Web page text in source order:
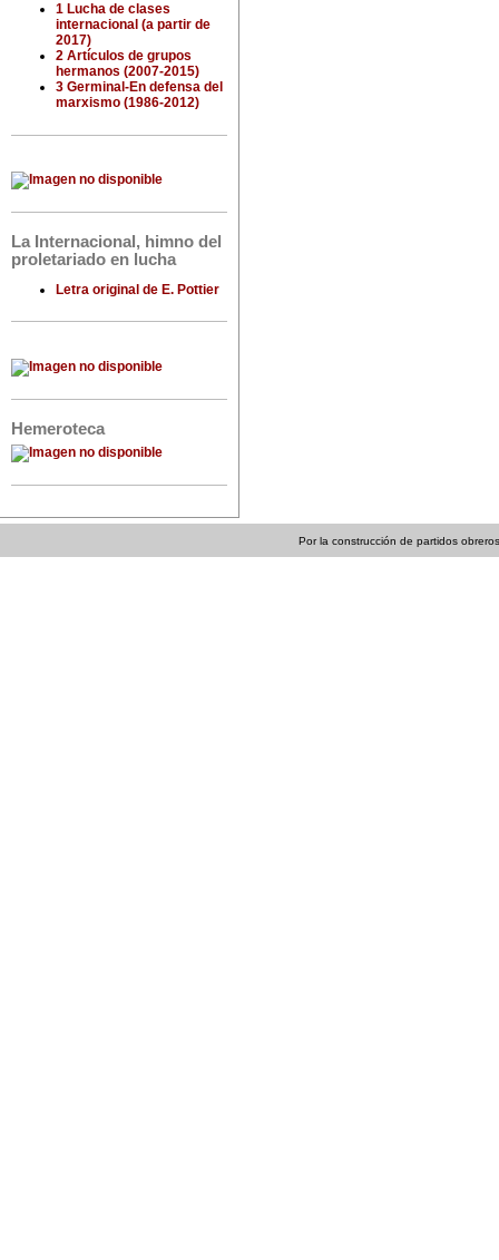
1 Lucha de clases
internacional (a partir de
2017)
2 Artículos de grupos
hermanos (2007-2015)
3 Germinal-En defensa del
marxismo (1986-2012)
La Internacional, himno del
proletariado en lucha
Letra original de E. Pottier
Hemeroteca
Por la construcción de partidos